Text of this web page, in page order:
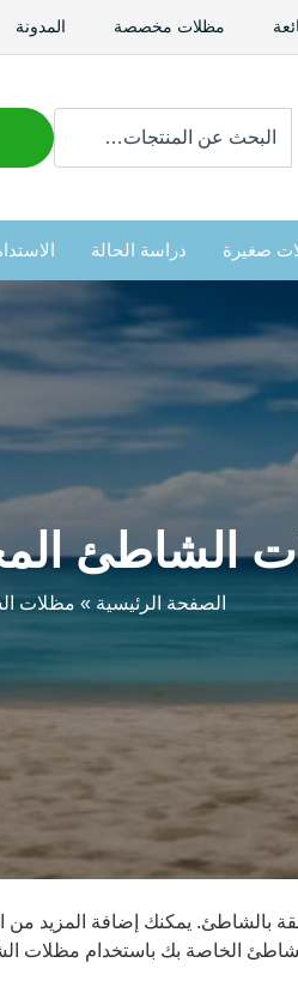
مظلات مخصصة المدونة
عن
صغيرة دراسة الحالة
الشاطئ
الصفحة الرئيسية » مظلات
بالشاطئ. يمكنك إضافة المزيد
الخاصة بك باستخدام مظلات